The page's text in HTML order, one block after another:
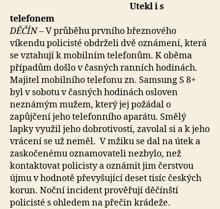
Utekl i s
telefonem
DĚČÍN –V průběhu prvního březnového
víkendu policisté obdrželi dvě oznámení, která
se vztahují k mobilním telefonům. K oběma
případům došlo v časných ranních hodinách.
Majitel mobilního telefonu zn. Samsung S 8+
byl v sobotu v časných hodinách osloven
neznámým mužem, který jej požádal o
zapůjčení jeho telefonního aparátu. Smělý
lapky využil jeho dobrotivosti, zavolal si a k jeho
vrácení se už neměl. V mžiku se dal na útek a
zaskočenému oznamovateli nezbylo, než
kontaktovat policisty a oznámit jim čerstvou
újmu v hodnotě převyšující deset tisíc českých
korun. Noční incident prověřují děčínští
policisté s ohledem na přečin krádeže.